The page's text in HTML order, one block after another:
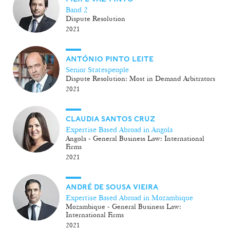
Band 2
Dispute Resolution
2021
ANTÓNIO PINTO LEITE
Senior Statespeople
Dispute Resolution: Most in Demand Arbitrators
2021
CLAUDIA SANTOS CRUZ
Expertise Based Abroad in Angola
Angola - General Business Law: International
Firms
2021
ANDRÉ DE SOUSA VIEIRA
Expertise Based Abroad in Mozambique
Mozambique - General Business Law:
International Firms
2021